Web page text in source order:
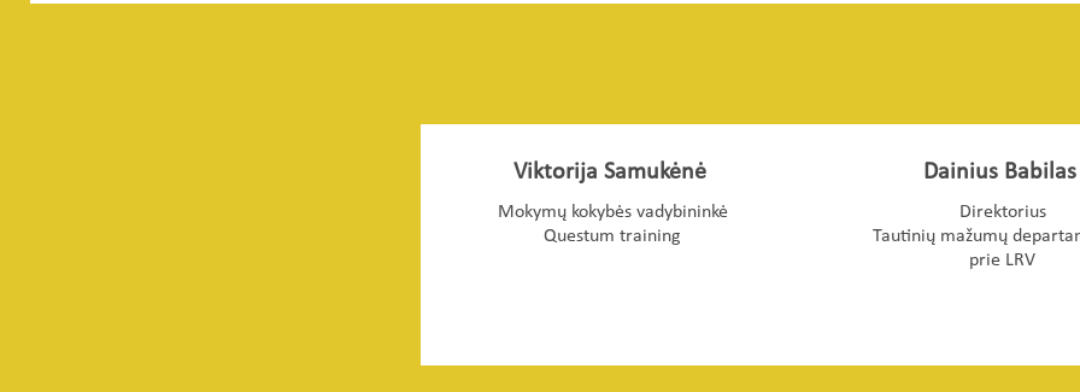
Viktorija Samukėnė
Mokymų kokybės vadybininkė
Questum training
Dainius Babilas
Direktorius
Tautinių mažumų
prie LRV